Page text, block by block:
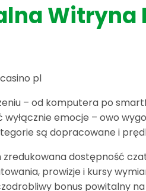
Witryna
– od komputera po
emocje – owo
są dopracowane i
dostępność
prowizje i kursy
bonus powitalny